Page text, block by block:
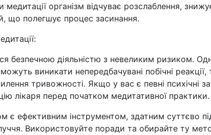
медитації організм відчуває розслаблення,
що полегшує процес засинання.
безпечною діяльністю з невеликим ризиком.
виникати непередбачувані побічні реакції,
тривожності. Якщо у вас є певні психічні
лікаря перед початком медитативної практики.
є ефективним інструментом, здатним суттєво
Використовуйте поради та обирайте ту